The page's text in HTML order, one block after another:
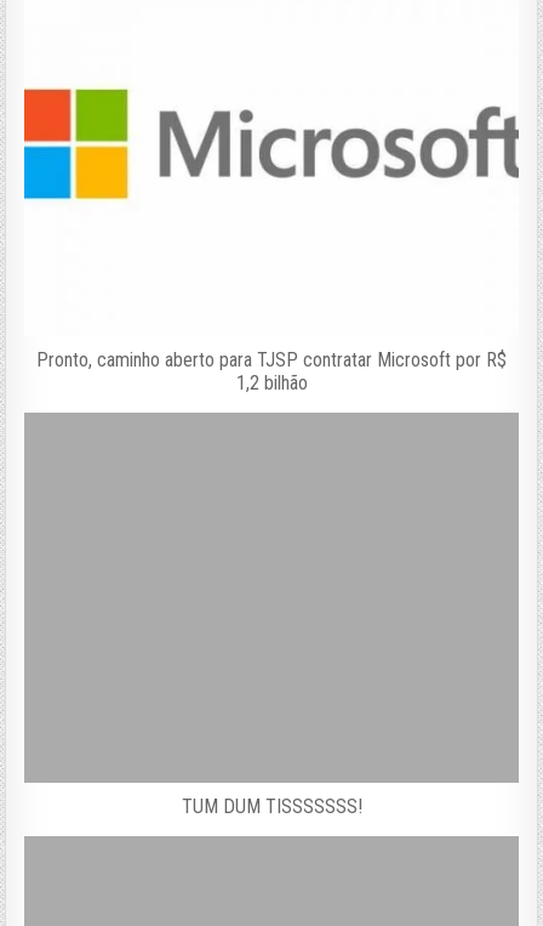
Pronto, caminho aberto para TJSP contratar Microsoft por R$
1,2 bilhão
TUM DUM TISSSSSSS!